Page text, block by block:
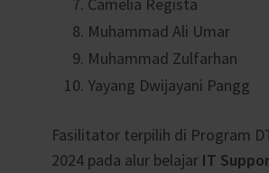
Muhammad Ali Umar
Muhammad Zulfarhan
Yayang Dwijayani Pangg
Fasilitator terpilih di Program
2024 pada alur belajarIT